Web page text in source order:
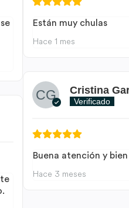
Están muy chulas
Hace 1 mes
Cristina
Verificado
Buena atención y
Hace 3 meses